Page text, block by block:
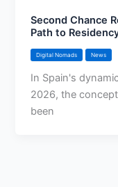
Second Chance
Path to
Digital Nomads News
In Spain's
2026, the
been